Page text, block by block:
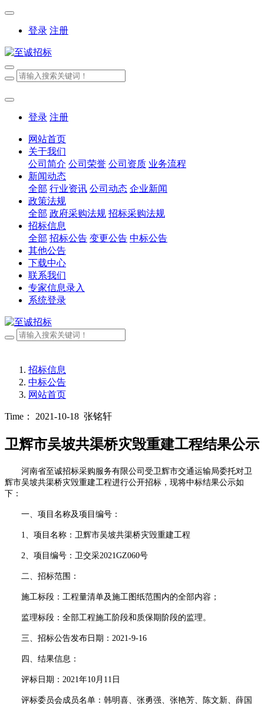
登录 注册
登录 注册
网站首页
关于我们
公司简介 公司荣誉 公司资质 业务流程
新闻动态
全部 行业资讯 公司动态 企业新闻
政策法规
全部 政府采购法规 招标采购法规
招标信息
全部 招标公告 变更公告 中标公告
其他公告
下载中心
联系我们
专家信息录入
系统登录
招标信息
中标公告
网站首页
Time： 2021-10-18 张铭轩
卫辉市吴坡共渠桥灾毁重建工程结果公示
河南省至诚招标采购服务有限公司受卫辉市交通运输局委托对卫
辉市吴坡共渠桥灾毁重建工程进行公开招标，现将中标结果公示如
下：
一、项目名称及项目编号：
1、项目名称：卫辉市吴坡共渠桥灾毁重建工程
2、项目编号：卫交采2021GZ060号
二、招标范围：
施工标段：工程量清单及施工图纸范围内的全部内容；
监理标段：全部工程施工阶段和质保期阶段的监理。
三、招标公告发布日期： 2021-9-16
四、结果信息：
评标日期： 2021年10月11日
评标委员会成员名单：韩明喜、张勇强、张艳芳、陈文新、薛国